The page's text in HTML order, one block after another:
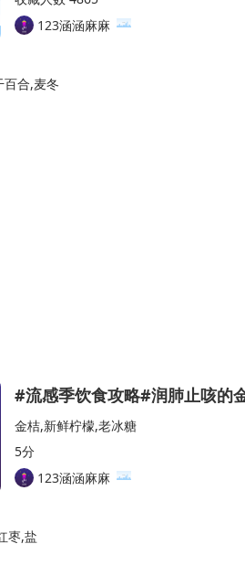
123涵涵麻麻
合,麦冬
#流感季饮食攻略#润肺止咳的
金桔,新鲜柠檬,老冰糖
5分
123涵涵麻麻
枣,盐